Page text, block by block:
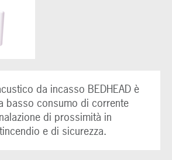
da incasso BEDHEAD è
basso consumo di corrente
di prossimità in
e di sicurezza.